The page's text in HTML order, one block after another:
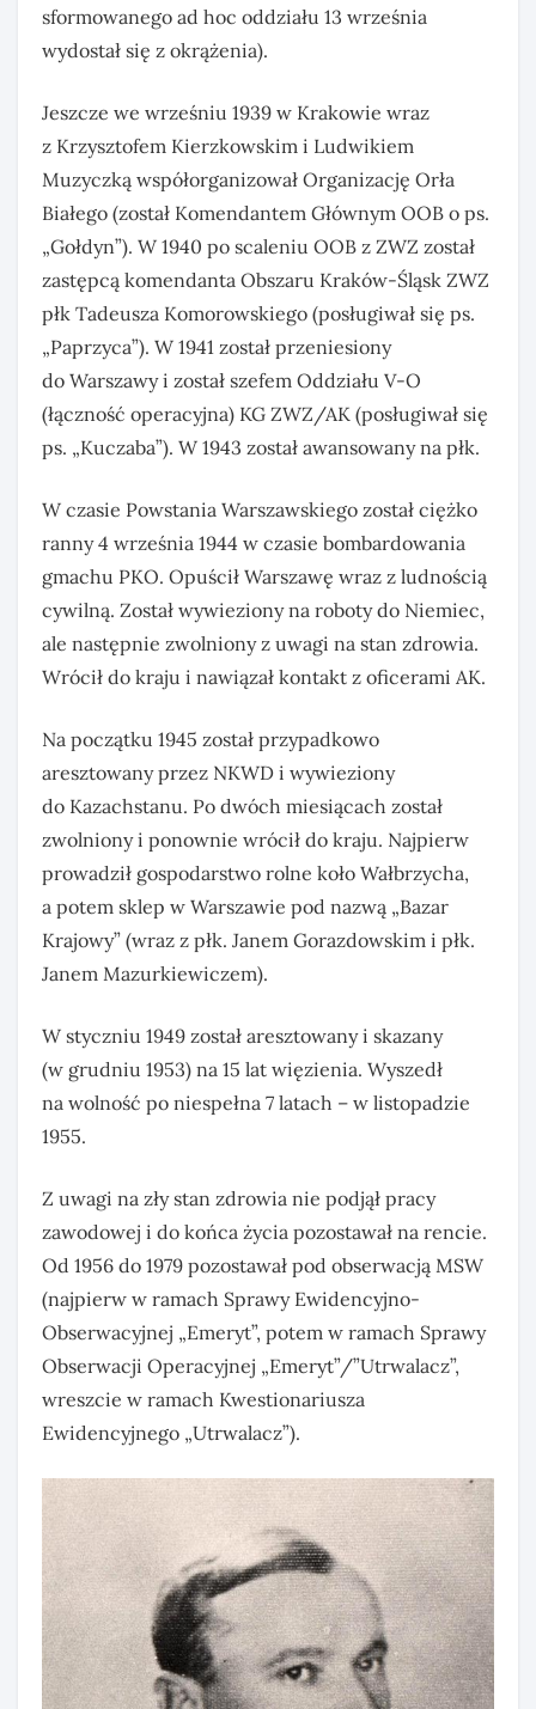
sformowanego ad hoc oddziału 13 września
wydostał się z okrążenia).
Jeszcze we wrześniu 1939 w Krakowie wraz
z Krzysztofem Kierzkowskim i Ludwikiem
Muzyczką współorganizował Organizację Orła
Białego (został Komendantem Głównym OOB o ps.
„Gołdyn”). W 1940 po scaleniu OOB z ZWZ został
zastępcą komendanta Obszaru Kraków-Śląsk ZWZ
płk Tadeusza Komorowskiego (posługiwał się ps.
„Paprzyca”). W 1941 został przeniesiony
do Warszawy i został szefem Oddziału V-O
(łączność operacyjna) KG ZWZ/AK (posługiwał się
ps. „Kuczaba”). W 1943 został awansowany na płk.
W czasie Powstania Warszawskiego został ciężko
ranny 4 września 1944 w czasie bombardowania
gmachu PKO. Opuścił Warszawę wraz z ludnością
cywilną. Został wywieziony na roboty do Niemiec,
ale następnie zwolniony z uwagi na stan zdrowia.
Wrócił do kraju i nawiązał kontakt z oficerami AK.
Na początku 1945 został przypadkowo
aresztowany przez NKWD i wywieziony
do Kazachstanu. Po dwóch miesiącach został
zwolniony i ponownie wrócił do kraju. Najpierw
prowadził gospodarstwo rolne koło Wałbrzycha,
a potem sklep w Warszawie pod nazwą „Bazar
Krajowy” (wraz z płk. Janem Gorazdowskim i płk.
Janem Mazurkiewiczem).
W styczniu 1949 został aresztowany i skazany
(w grudniu 1953) na 15 lat więzienia. Wyszedł
na wolność po niespełna 7 latach – w listopadzie
1955.
Z uwagi na zły stan zdrowia nie podjął pracy
zawodowej i do końca życia pozostawał na rencie.
Od 1956 do 1979 pozostawał pod obserwacją MSW
(najpierw w ramach Sprawy Ewidencyjno-
Obserwacyjnej „Emeryt”, potem w ramach Sprawy
Obserwacji Operacyjnej „Emeryt”/”Utrwalacz”,
wreszcie w ramach Kwestionariusza
Ewidencyjnego „Utrwalacz”).